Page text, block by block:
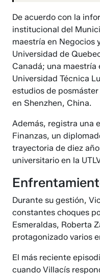
De acuerdo con la
institucional del
maestría en Negocios
Universidad de
Canadá; una maestría
Universidad Técnica
estudios de
en Shenzhen, China.
Además, registra una
Finanzas, un
trayectoria de diez
universitario en la
Durante su gestión,
constantes choques
Esmeraldas, Roberta
protagonizado varios
El más reciente
cuando Villacís